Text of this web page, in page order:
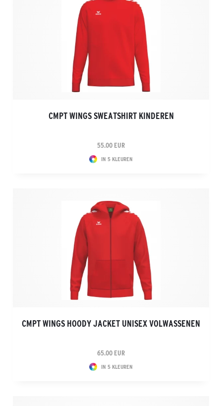
CMPT WINGS SWEATSHIRT KINDEREN
55.00 EUR
IN 5 KLEUREN
CMPT WINGS HOODY JACKET UNISEX VOLWASSENEN
65.00 EUR
IN 5 KLEUREN